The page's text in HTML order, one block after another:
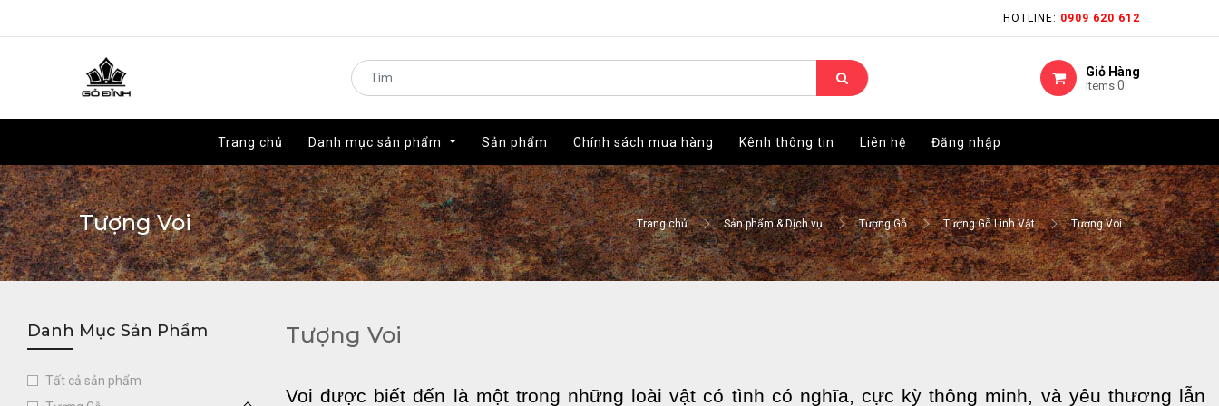
HOTLINE: 0909 620 612
Giỏ Hàng
Items 0
Trang chủ Danh mục sản phẩm Sản phẩm Chính sách mua hàng Kênh thông tin Liên hệ Đăng nhập
HOTLINE: 0909 620 612
Giỏ Hàng
Items 0
Trang chủ Danh mục sản phẩm Sản phẩm Chính sách mua hàng Kênh thông tin Liên hệ Đăng nhập
Tượng Voi Trang chủ Sản phẩm & Dịch vụ Tượng Gỗ Tượng Gỗ Linh Vật Tượng Voi
Danh Mục Sản Phẩm
Tất cả sản phẩm
Tượng Voi
Voi được biết đến là một trong những loài vật có tình có nghĩa, cực kỳ thông minh, và yêu thương lẫn